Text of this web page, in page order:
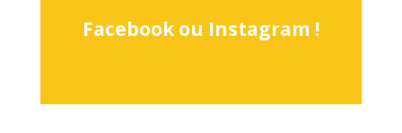
Facebook ou Instagram !